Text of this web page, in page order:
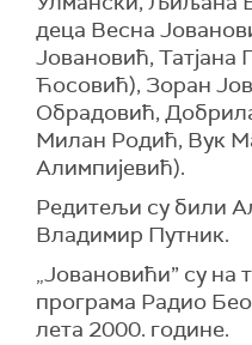
деца Весна
Јовановић, Татјана
Ћосовић), Зоран
Обрадовић,
Милан Родић, Вук
Алимпијевић).
Редитељи су били
Владимир Путник.
„Јовановићи” су на
програма Радио
лета 2000. године.